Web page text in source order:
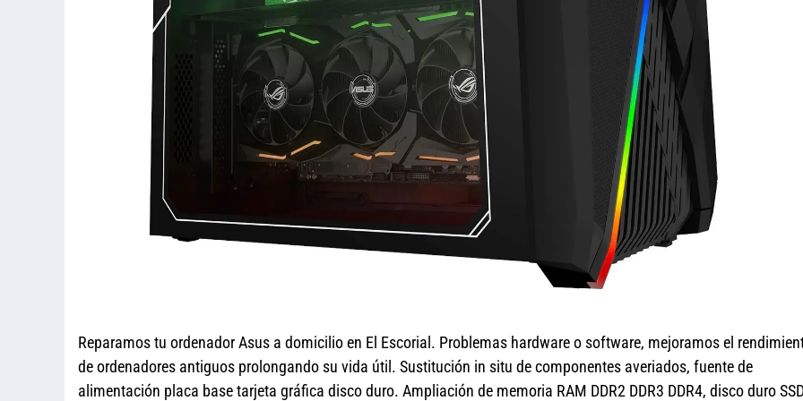
Reparamos tu ordenador Asus a domicilio en El Escorial. Problemas hardware o software, mejoramos el
de ordenadores antiguos prolongando su vida útil. Sustitución in situ de componentes averiados, fuente de
alimentación placa base tarjeta gráfica disco duro. Ampliación de memoria RAM DDR2 DDR3 DDR4, disco duro